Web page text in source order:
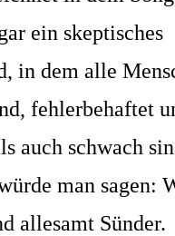
ein skeptisches
in dem alle
fehlerbehaftet
auch schwach
man sagen:
allesamt Sünder.